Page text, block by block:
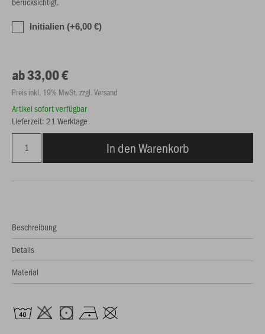
Initialien (+6,00 €)
ab 33,00 €
Preis inkl. 19% MwSt. zzgl. Versand
Artikel sofort verfügbar
Lieferzeit: 21 Werktage
In den Warenkorb
Beschreibung
Details
Material